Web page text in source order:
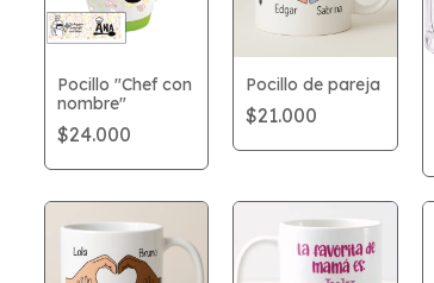
Pocillo "Chef con
nombre"
$24.000
Pocillo de pareja
$21.000